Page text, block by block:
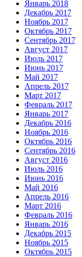
Январь 2018
Декабрь 2017
Ноябрь 2017
Октябрь 2017
Сентябрь 2017
Август 2017
Июль 2017
Июнь 2017
Май 2017
Апрель 2017
Март 2017
Февраль 2017
Январь 2017
Декабрь 2016
Ноябрь 2016
Октябрь 2016
Сентябрь 2016
Август 2016
Июль 2016
Июнь 2016
Май 2016
Апрель 2016
Март 2016
Февраль 2016
Январь 2016
Декабрь 2015
Ноябрь 2015
Октябрь 2015